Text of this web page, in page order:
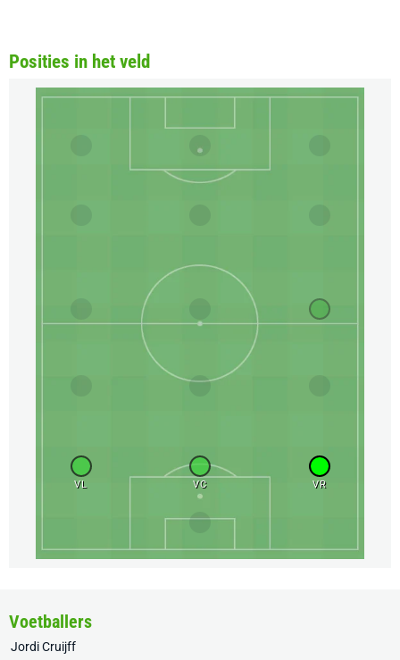
Posities in het veld
VL VC VR
Voetballers
Jordi Cruijff